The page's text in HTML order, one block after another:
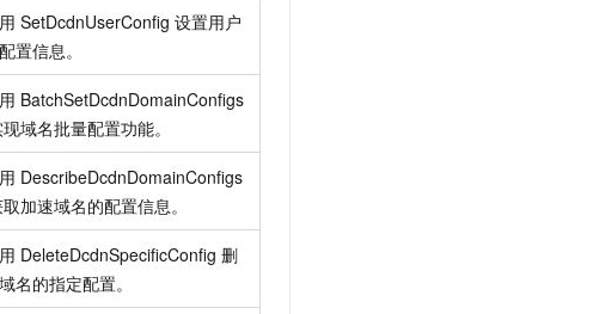
SetDcdnUserConfig 设置用户
置信息。
BatchSetDcdnDomainConfigs
域名批量配置功能。
DescribeDcdnDomainConfigs
加速域名的配置信息。
DeleteDcdnSpecificConfig 删
名的指定配置。